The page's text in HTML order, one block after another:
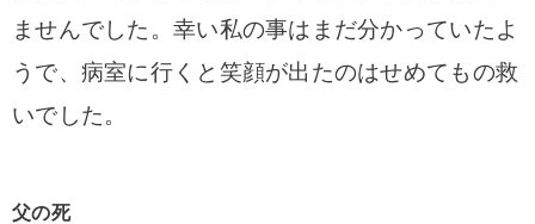
ませんでした。 幸い私の事はまだ分かっていたよ
うで、病室に行くと笑顔が出たのはせめて もの救
いでした。
父の死